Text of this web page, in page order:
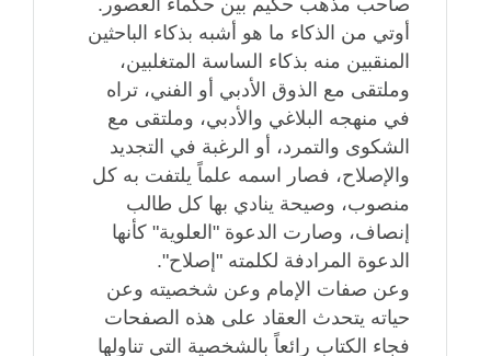
صاحب مذهب حكيم بين حكماء العصور.
أوتي من الذكاء ما هو أشبه بذكاء الباحثين
المنقبين منه بذكاء الساسة المتغلبين،
وملتقى مع الذوق الأدبي أو الفني، تراه
في منهجه البلاغي والأدبي، وملتقى مع
الشكوى والتمرد، أو الرغبة في التجديد
والإصلاح، فصار اسمه علماً يلتفت به كل
منصوب، وصيحة ينادي بها كل طالب
إنصاف، وصارت الدعوة "العلوية" كأنها
الدعوة المرادفة لكلمته "إصلاح".
وعن صفات الإمام وعن شخصيته وعن
حياته يتحدث العقاد على هذه الصفحات
فجاء الكتاب رائعاً بالشخصية التي تناولها